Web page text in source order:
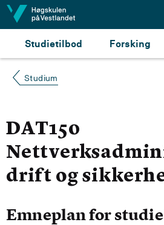
Hopp til innhald
Studietilbod Forsking
Studium
DAT150
drift og
Emneplan for